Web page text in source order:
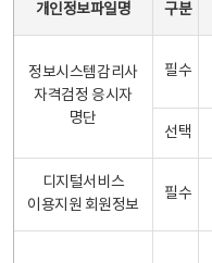
개인정보파일명 구분
정보시스템감리사
자격검정 응시자
명단
필수
선택
디지털서비스
이용지원 회원정보
필수